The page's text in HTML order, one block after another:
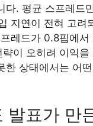
다. 평균 스프레드
지연이 전혀 고
레드가 0.8핍에
이 오히려 이익
한 상태에서는 어
표가 만